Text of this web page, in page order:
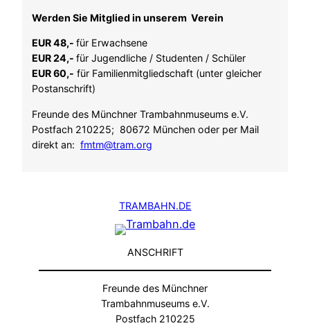
Werden Sie Mitglied in unserem Verein
EUR 48,- für Erwachsene
EUR 24,- für Jugendliche / Studenten / Schüler
EUR 60,- für Familienmitgliedschaft (unter gleicher
Postanschrift)
Freunde des Münchner Trambahnmuseums e.V.
Postfach 210225; 80672 München oder per Mail
direkt an: fmtm@tram.org
TRAMBAHN.DE
ANSCHRIFT
Freunde des Münchner
Trambahnmuseums e.V.
Postfach 210225